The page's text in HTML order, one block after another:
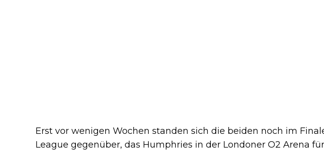
Erst vor wenigen Wochen standen sich die beiden noch im
League gegenüber, das Humphries in der Londoner O2 Arena